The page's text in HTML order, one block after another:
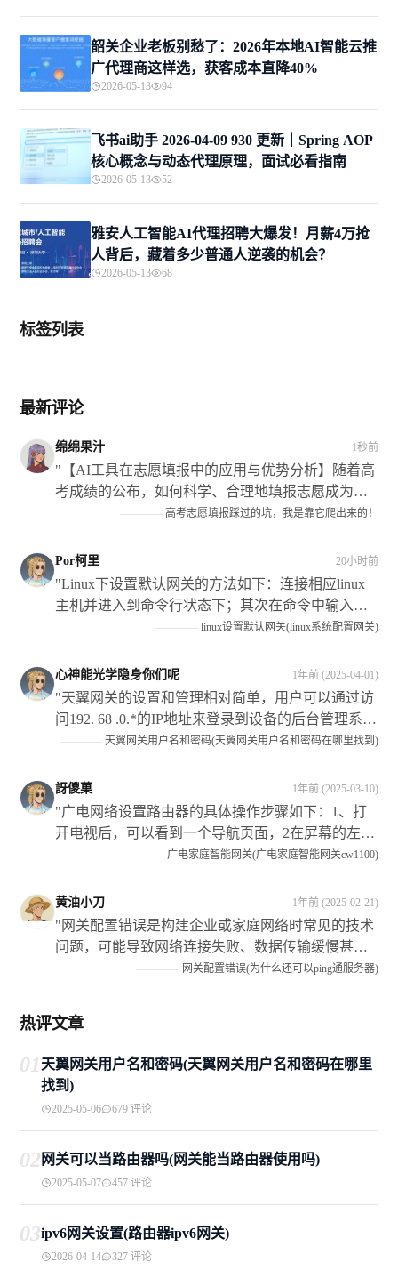
韶关企业老板别愁了：2026年本地AI智能云推
广代理商这样选，获客成本直降40%
2026-05-13 94
飞书ai助手 2026-04-09 930 更新｜Spring AOP
核心概念与动态代理原理，面试必看指南
2026-05-13 52
雅安人工智能AI代理招聘大爆发！月薪4万抢
人背后，藏着多少普通人逆袭的机会？
2026-05-13 68
标签列表
最新评论
绵绵果汁 1秒前
"【AI工具在志愿填报中的应用与优势分析】随着高
考成绩的公布，如何科学、合理地填报志愿成为考
生和家长关注的焦点，本文探讨了如何使用人工智
处和挑战等方面内容进行了阐述和讨论；同时结合
个人经历及专家建议给出了相应策略和建议以供参
考！"
————高考志愿填报踩过的坑，我是靠它爬出来的！
Por柯里 20小时前
"Linux下设置默认网关的方法如下：连接相应linux
主机并进入到命令行状态下；其次在命令中输入
routeadddefaultgw192.068.*.*,代表具体的IP地址，这
现访问该网络的功能"
————linux设置默认网关(linux系统配置网关)
心神能光学隐身你们呢 1年前 (2025-04-01)
"天翼网关的设置和管理相对简单，用户可以通过访
问192. 68 .0.*的IP地址来登录到设备的后台管理系
统，在系统中可以完成包括设置WIFI名称和密码、
**需要注意的是**：在进行任何更改之前请确保您
已经备份了所有重要的数据和信息以防止可能的损
失或损坏发生"
————天翼网关用户名和密码(天翼网关用户名和密码在哪里找到)
訝儍菓 1年前 (2025-03-10)
"广电网络设置路由器的具体操作步骤如下：1、打
开电视后，可以看到一个导航页面，2在屏幕的左下
方有”设“这个选项了移动光标选中它打3进入系统设
5如果需要输入宽带账号和密码请按照提示进行6如
果不需要账号密码直接连接以太网接口即可7路由器
会自动获取IP地址并开始工作"
————广电家庭智能网关(广电家庭智能网关cw1100)
黄油小刀 1年前 (2025-02-21)
"网关配置错误是构建企业或家庭网络时常见的技术
问题，可能导致网络连接失败、数据传输缓慢甚至
安全隐患，本文深入探讨了其成因和影响策略解决
导固件更新备份恢复等可以有效解决问题同时提高
技术能力制定规范流程和使用管理工具也是预防的
关键措施随着技术的发展我们期待更多智能化的工
具来帮助避免这类提升网络的稳定性和安全性"
————网关配置错误(为什么还可以ping通服务器)
热评文章
01天翼网关用户名和密码(天翼网关用户名和密码在哪里
找到)
2025-05-06 679 评论
02 网关可以当路由器吗(网关能当路由器使用吗)
2025-05-07 457 评论
03ipv6网关设置(路由器ipv6网关)
2026-04-14 327 评论